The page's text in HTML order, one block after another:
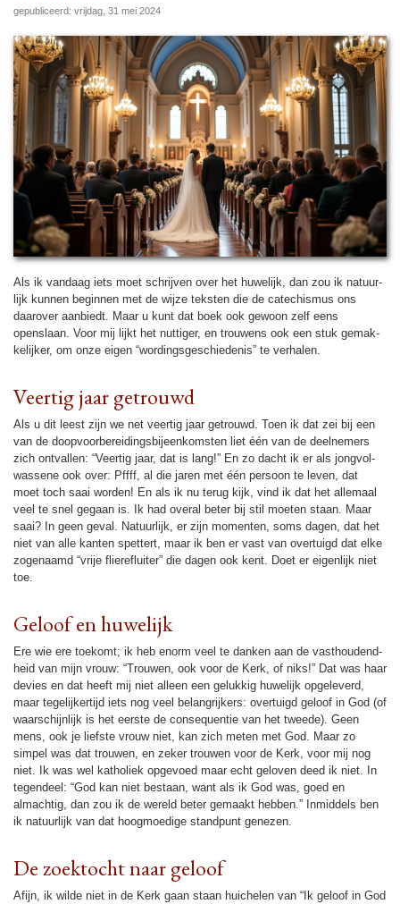
gepubliceerd: vrijdag, 31 mei 2024
Als ik vandaag iets moet schrijven over het huwe­lijk, dan zou ik na­tuur­
lijk kunnen beginnen met de wijze teksten die de cate­chis­mus ons
daarover aanbiedt. Maar u kunt dat boek ook gewoon zelf eens
openslaan. Voor mij lijkt het nutti­ger, en trouwens ook een stuk ge­mak­
ke­lijker, om onze eigen “wor­dingsge­schie­de­nis” te verhalen.
Veer­tig jaar getrouwd
Als u dit leest zijn we net veer­tig jaar getrouwd. Toen ik dat zei bij een
van de doop­voor­be­rei­dings­bij­een­komsten liet één van de deel­ne­mers
zich ont­val­len: “Veer­tig jaar, dat is lang!” En zo dacht ik er als jong­vol­
was­se­ne ook over: Pffff, al die jaren met één persoon te leven, dat
moet toch saai wor­den! En als ik nu terug kijk, vind ik dat het allemaal
veel te snel gegaan is. Ik had overal beter bij stil moeten staan. Maar
saai? In geen geval. Na­tuur­lijk, er zijn momenten, soms dagen, dat het
niet van alle kanten spettert, maar ik ben er vast van overtuigd dat elke
zoge­naamd “vrije flierefluiter” die dagen ook kent. Doet er eigen­lijk niet
toe.
Geloof en huwe­lijk
Ere wie ere toe­komt; ik heb enorm veel te danken aan de vast­hou­dend­
heid van mijn vrouw: “Trouwen, ook voor de Kerk, of niks!” Dat was haar
devies en dat heeft mij niet alleen een gelukkig huwe­lijk opgeleverd,
maar tege­lijker­tijd iets nog veel be­lang­rijkers: overtuigd geloof in God (of
waar­schijn­lijk is het eerste de con­se­quentie van het tweede). Geen
mens, ook je liefste vrouw niet, kan zich meten met God. Maar zo
simpel was dat trouwen, en zeker trouwen voor de Kerk, voor mij nog
niet. Ik was wel katho­liek opgevoed maar echt geloven deed ik niet. In
tegen­deel: “God kan niet bestaan, want als ik God was, goed en
almach­tig, dan zou ik de wereld beter gemaakt hebben.” Inmiddels ben
ik na­tuur­lijk van dat hoog­moe­dige stand­punt genezen.
De zoek­tocht naar geloof
Afijn, ik wilde niet in de Kerk gaan staan huichelen van “Ik geloof in God